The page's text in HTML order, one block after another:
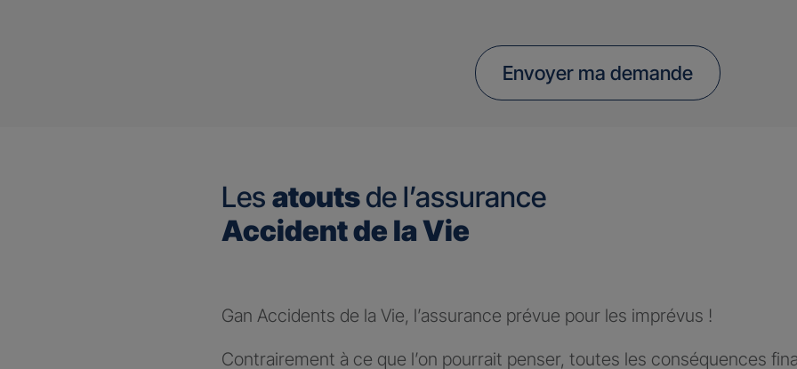
Envoyer ma demande
Les atoutsde l’assurance
Accident de la Vie
Gan Accidents de la Vie, l’assurance prévue pour les imprévus !
Contrairement à ce que l’on pourrait penser, toutes les conséquences